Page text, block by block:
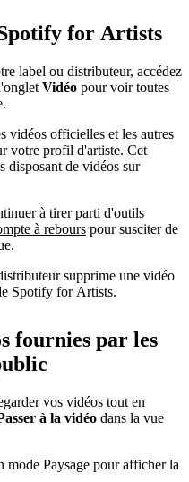
for Artists
label ou distributeur, accédez
Vidéo pour voir toutes
vidéos officielles et les autres
votre profil d'artiste. Cet
disposant de vidéos sur
à tirer parti d'outils
à rebours pour susciter de
supprime une vidéo
Spotify for Artists.
fournies par les
vos vidéos tout en
à la vidéo dans la vue
mode Paysage pour afficher la